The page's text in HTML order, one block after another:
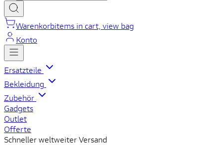
Warenkorbitems in cart, view bag
Konto
Ersatzteile
Bekleidung
Zubehör
Gadgets
Outlet
Offerte
Schneller weltweiter Versand